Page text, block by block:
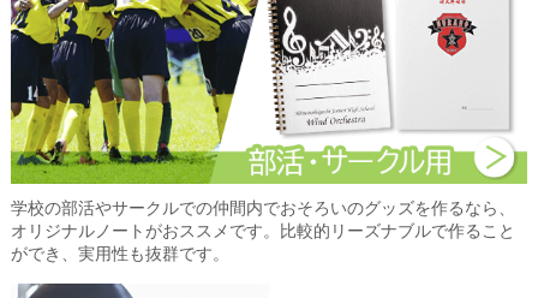
学校の部活やサークルでの仲間内でおそろいのグッズを作るなら、
オリジナルノートがおススメです。比較的リーズナブルで作ること
ができ、実用性も抜群です。